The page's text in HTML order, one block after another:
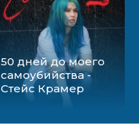
50 дней до моего
самоубийства -
Стейс Крамер